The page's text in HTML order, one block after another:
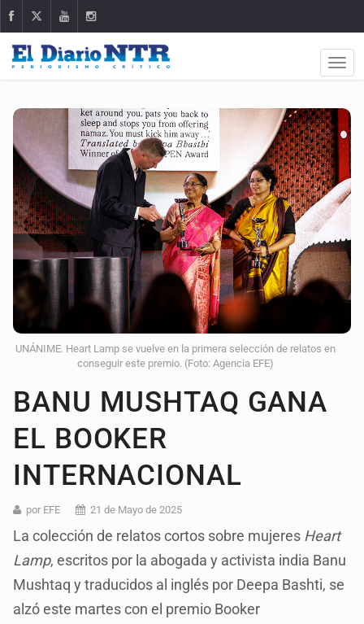
UNÁNIME. Heart Lamp se vuelve en la primera selección de relatos en
conseguir este premio. (Foto: Agencia EFE)
BANU MUSHTAQ GANA
EL BOOKER
INTERNACIONAL
por EFE 21 de Mayo de 2025
La colección de relatos cortos sobre mujeres Heart
Lamp, escritos por la abogada y activista india Banu
Mushtaq y traducidos al inglés por Deepa Bashti, se
alzó este martes con el premio Booker